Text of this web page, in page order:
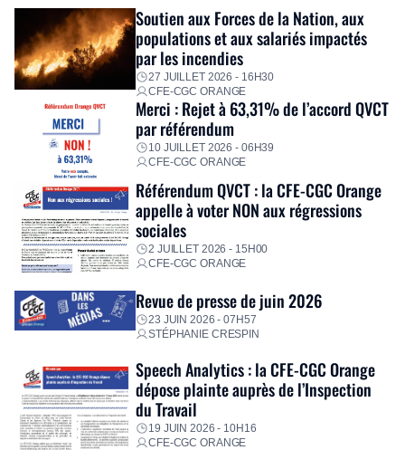
Fidèle à sa mission d’utilité sociale, le Groupe mobilise
immédiatement ses équipes afin de proposer un diagnostic
personnalisé, des aides financières pour faire face aux
premières dépenses, […]
Soutien aux Forces de la Nation, aux
populations et aux salariés impactés
par les incendies
27 JUILLET 2026 - 16H30
CFE-CGC ORANGE
Merci : Rejet à 63,31% de l’accord QVCT
par référendum
10 JUILLET 2026 - 06H39
CFE-CGC ORANGE
Référendum QVCT : la CFE-CGC Orange
appelle à voter NON aux régressions
sociales
2 JUILLET 2026 - 15H00
CFE-CGC ORANGE
Revue de presse de juin 2026
23 JUIN 2026 - 07H57
STÉPHANIE CRESPIN
Speech Analytics : la CFE-CGC Orange
dépose plainte auprès de l’Inspection
du Travail
19 JUIN 2026 - 10H16
CFE-CGC ORANGE